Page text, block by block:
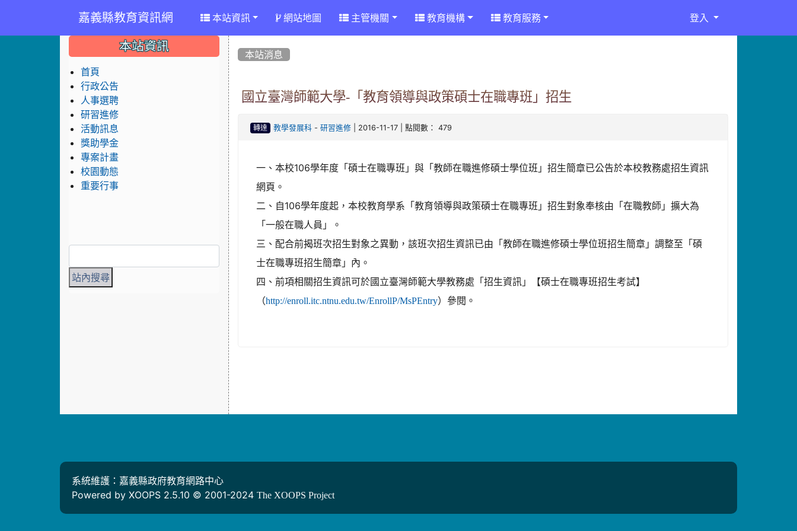
嘉義縣教育資訊網 本站資訊 網站地圖 主管機關 教育機構 教育服務 登入
本站消息
國立臺灣師範大學-「教育領導與政策碩士在職專班」招生
轉達 教學發展科 - 研習進修 | 2016-11-17 | 點閱數： 479
一、本校106學年度「碩士在職專班」與「教師在職進修碩士學位班」招生簡章已公告於本校教務處招生資訊
網頁。
二、自106學年度起，本校教育學系「教育領導與政策碩士在職專班」招生對象奉核由「在職教師」擴大為
「一般在職人員」。
三、配合前揭班次招生對象之異動，該班次招生資訊已由「教師在職進修碩士學位班招生簡章」調整至「碩
士在職專班招生簡章」內。
四、前項相關招生資訊可於國立臺灣師範大學教務處「招生資訊」【碩士在職專班招生考試】
（http://enroll.itc.ntnu.edu.tw/EnrollP/MsPEntry）參閱。
::: 本站資訊
首頁
行政公告
人事選聘
研習進修
活動訊息
獎助學金
專案計畫
校園動態
重要行事
系統維護：嘉義縣政府教育網路中心
Powered by XOOPS 2.5.10 © 2001-2024 The XOOPS Project